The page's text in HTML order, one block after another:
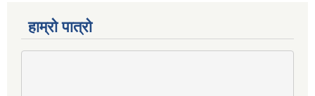
हाम्रो पात्रो